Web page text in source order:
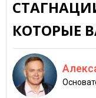
КОТОРЫЕ